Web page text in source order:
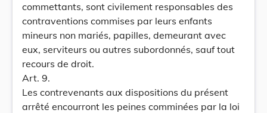
commettants, sont civilement responsables des
contraventions commises par leurs enfants
mineurs non mariés, papilles, demeurant avec
eux, serviteurs ou autres subordonnés, sauf tout
recours de droit.
Art. 9.
Les contrevenants aux dispositions du présent
arrêté encourront les peines comminées par la loi